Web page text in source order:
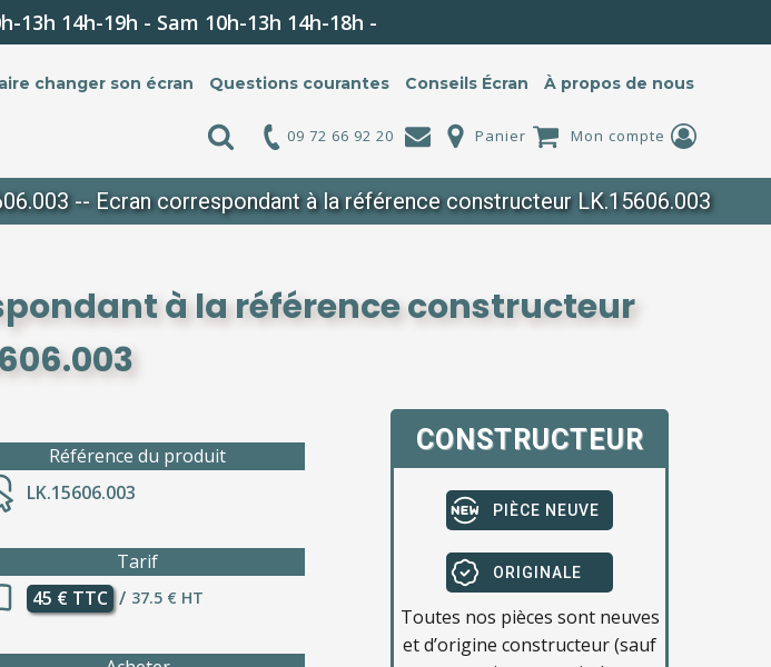
14h-19h - Sam 10h-13h 14h-18h -
changer son écran Questions courantes Conseils Écran À propos de nous
09 72 66 92 20 Panier Mon compte
-- Ecran correspondant à la référence constructeur LK.15606.003
à la référence constructeur
Référence du produit
LK.15606.003
Tarif
45 € TTC / 37.5 € HT
CONSTRUCTEUR
PIÈCE NEUVE
ORIGINALE
Toutes nos pièces sont neuves
et d’origine constructeur (sauf